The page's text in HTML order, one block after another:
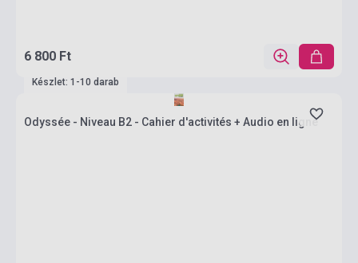
6 800 Ft
Készlet: 1-10 darab
Odyssée - Niveau B2 - Cahier d'activités + Audio en ligne